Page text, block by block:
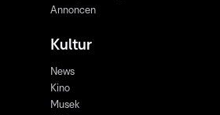
Annoncen
Kultur
News
Kino
Musek